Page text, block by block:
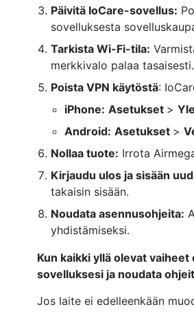
Päivitä IoCare-sovellus:
sovelluksesta
Tarkista Wi-Fi-tila:
merkkivalo palaa tasaisesti.
Poista VPN käytöstä:
iPhone: Asetukset >
Android: Asetukset >
Nollaa tuote: Irrota
Kirjaudu ulos ja sisään
takaisin sisään.
Noudata asennusohjeita:
yhdistämiseksi.
Kun kaikki yllä olevat
sovelluksesi ja noudata
Jos laite ei edelleenkään